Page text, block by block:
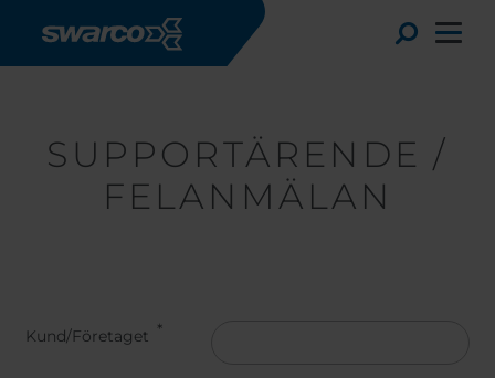
Toggle
SUPPORTÄRENDE /
FELANMÄLAN
Kund/Företaget